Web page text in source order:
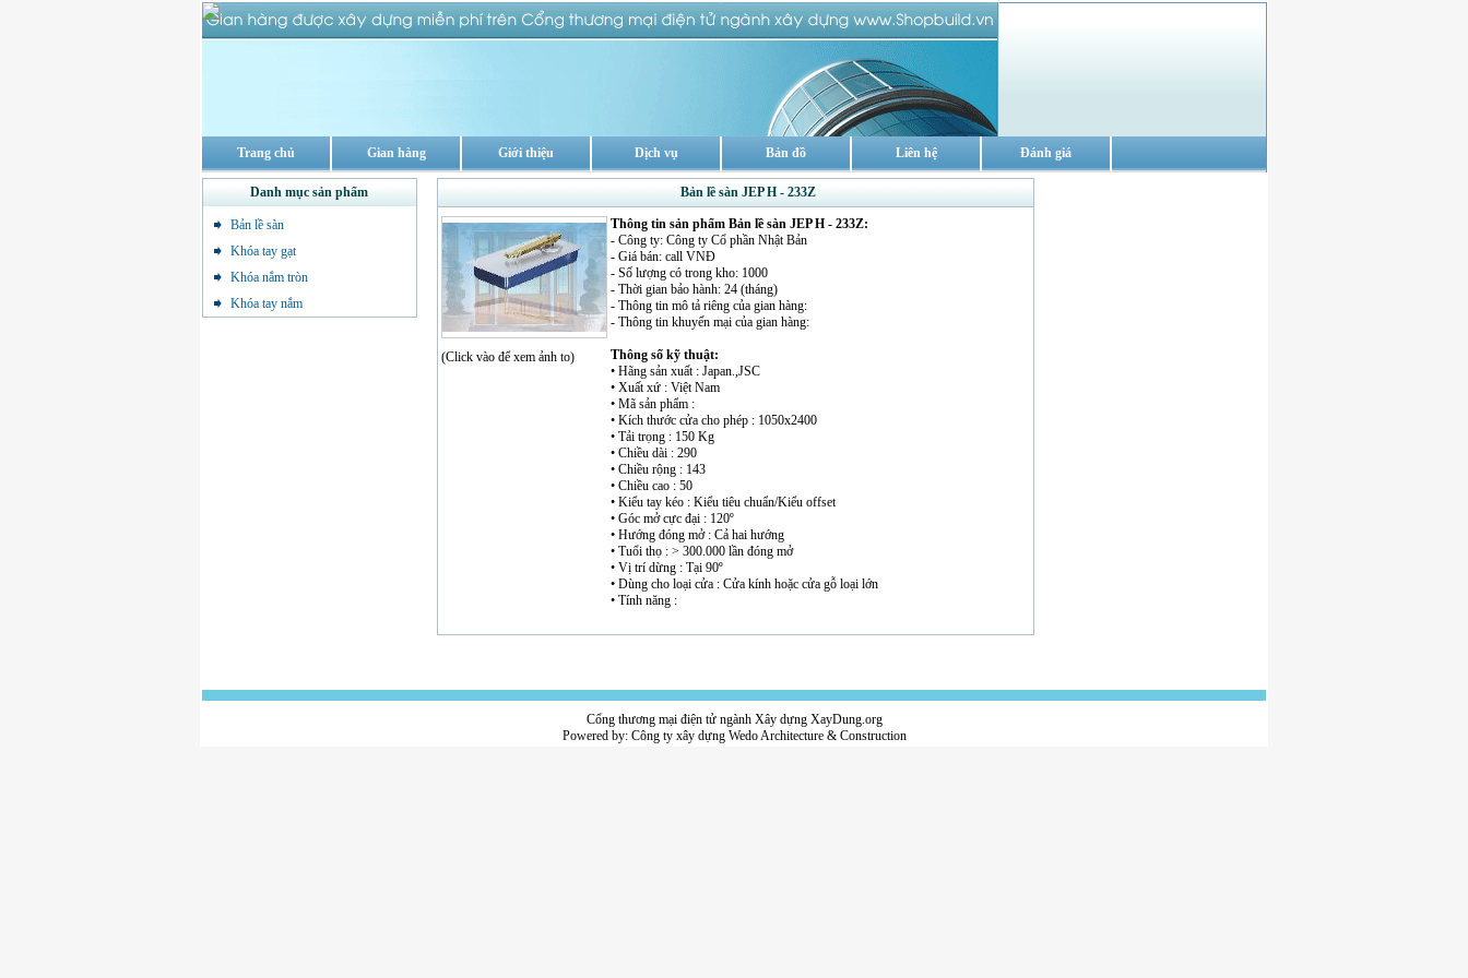
Trang chủ Gian hàng Giới thiệu Dịch vụ Bản đồ Liên hệ Đánh giá
Danh mục sản phẩm
Bản lề sàn
Khóa tay gạt
Khóa nắm tròn
Khóa tay nắm
Bản lề sàn JEP H - 233Z
(Click vào để xem ảnh to)
Thông tin sản phẩm Bản lề sàn JEP H - 233Z:
- Công ty: Công ty Cổ phần Nhật Bản
- Giá bán: call VNĐ
- Số lượng có trong kho: 1000
- Thời gian bảo hành: 24 (tháng)
- Thông tin mô tả riêng của gian hàng:
- Thông tin khuyến mại của gian hàng:
Thông số kỹ thuật:
• Hãng sản xuất : Japan.,JSC
• Xuất xứ : Việt Nam
• Mã sản phẩm :
• Kích thước cửa cho phép : 1050x2400
• Tải trọng : 150 Kg
• Chiều dài : 290
• Chiều rộng : 143
• Chiều cao : 50
• Kiểu tay kéo : Kiểu tiêu chuẩn/Kiểu offset
• Góc mở cực đại : 120º
• Hướng đóng mở : Cả hai hướng
• Tuổi thọ : > 300.000 lần đóng mở
• Vị trí dừng : Tại 90º
• Dùng cho loại cửa : Cửa kính hoặc cửa gỗ loại lớn
• Tính năng :
Cổng thương mại điện tử ngành Xây dựng XayDung.org
Powered by: Công ty xây dựngWedo Architecture & Construction